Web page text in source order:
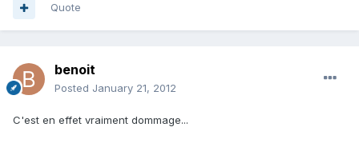
Quote
benoit
Posted January 21, 2012
C'est en effet vraiment dommage...